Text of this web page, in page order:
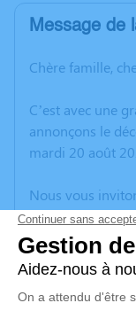
Message de
Chère famille,
C’est avec une
annonçons le
mardi 20 août
Nous vous
vos
anecdote ou
poèmes ou des
d'expression
BOULENS.